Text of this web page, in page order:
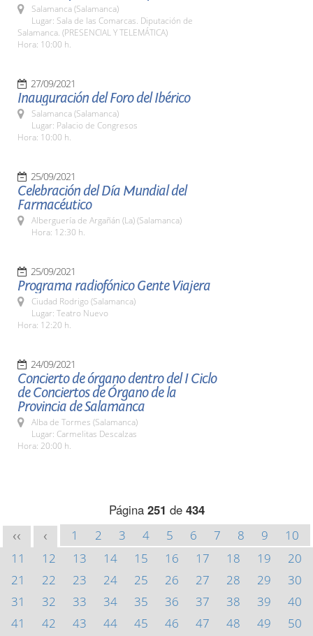
Salamanca (Salamanca)
Lugar: Sala de las Comarcas. Diputación de
Salamanca. (PRESENCIAL Y TELEMÁTICA)
Hora: 10:00 h.
27/09/2021
Inauguración del Foro del Ibérico
Salamanca (Salamanca)
Lugar: Palacio de Congresos
Hora: 10:00 h.
25/09/2021
Celebración del Día Mundial del
Farmacéutico
Alberguería de Argañán (La) (Salamanca)
Hora: 12:30 h.
25/09/2021
Programa radiofónico Gente Viajera
Ciudad Rodrigo (Salamanca)
Lugar: Teatro Nuevo
Hora: 12:20 h.
24/09/2021
Concierto de órgano dentro del I Ciclo
de Conciertos de Órgano de la
Provincia de Salamanca
Alba de Tormes (Salamanca)
Lugar: Carmelitas Descalzas
Hora: 20:00 h.
Página 251 de 434
<< < 1 2 3 4 5 6 7 8 9
10
11
12 13 14 15 16 17 18 19
20
21
22 23 24 25 26 27 28 29
30
31
32 33 34 35 36 37 38 39
40
41
42 43 44 45 46 47 48 49
50